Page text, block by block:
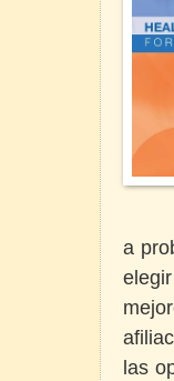
a
las